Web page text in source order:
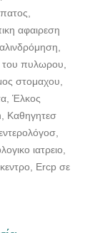
αφαιρεση
του πυλωρου,
στομαχου,
Έλκος
Καθηγητεσ
ιατρειο,
Ercp σε